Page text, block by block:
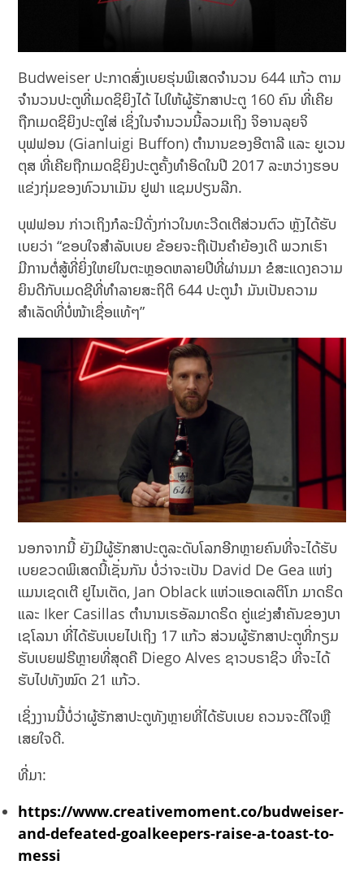
Budweiser ປະກາດສົ່ງເບຍຮຸ່ນພິເສດຈຳນວນ 644 ແກ້ວ ຕາມ
ຈຳນວນປະຕູທີ່ເມດຊິຍິງໄດ້ ໄປໃຫ້ຜູ້ຮັກສາປະຕູ 160 ຄົນ ທີ່ເຄີຍ
ຖືກເມດຊິຍິງປະຕູໃສ່ ເຊິ່ງໃນຈຳນວນນີ້ລວມເຖິງ ຈິອານລຸຍຈິ
ບຸຟຟອນ (Gianluigi Buffon) ຕຳນານຂອງອີຕາລີ ແລະ ຍູເວນ
ຕຸສ ທີ່ເຄີຍຖືກເມດຊິຍິງປະຕູຄັ້ງທຳອິດໃນປີ 2017 ລະຫວ່າງຮອບ
ແຂ່ງກຸ່ມຂອງທົວນາເມັນ ຢູຟາ ແຊມປຽນລີກ.
ບຸຟຟອນ ກ່າວເຖິງກໍລະນີດັ່ງກ່າວໃນທະວີດເຕີສ່ວນຕົວ ຫຼັງໄດ້ຮັບ
ເບຍວ່າ “ຂອບໃຈສຳລັບເບຍ ຂ້ອຍຈະຖືເປັນຄຳຍ້ອງເດີ ພວກເຮົາ
ມີການຕໍ່ສູ້ທີ່ຍິ່ງໃຫຍ່ໃນຕະຫຼອດຫລາຍປີທີ່ຜ່ານມາ ຂໍສະແດງຄວາມ
ຍິນດີກັບເມດຊີທີ່ທຳລາຍສະຖິຕິ 644 ປະຕູນຳ ມັນເປັນຄວາມ
ສຳເລັດທີ່ບໍ່ໜ້າເຊື່ອແທ້ໆ”
ນອກຈາກນີ້ ຍັງມີຜູ້ຮັກສາປະຕູລະດັບໂລກອີກຫຼາຍຄົນທີ່ຈະໄດ້ຮັບ
ເບຍຂວດພິເສດນີ້ເຊັ່ນກັນ ບໍ່ວ່າຈະເປັນ David De Gea ແຫ່ງ
ແມນເຊດເຕີ ຢູໄນເຕັດ, Jan Oblack ແຫ່ວແອດເລຕິໂກ ມາດຣິດ
ແລະ Iker Casillas ຕຳນານເຣອັລມາດຣິດ ຄູ່ແຂ່ງສຳຄັນຂອງບາ
ເຊໂລນາ ທີ່ໄດ້ຮັບເບຍໄປເຖິງ 17 ແກ້ວ ສ່ວນຜູ້ຮັກສາປະຕູທີ່ກຽມ
ຮັບເບຍຟຣີຫຼາຍທີ່ສຸດຄື Diego Alves ຊາວບຣາຊິວ ທີ່ຈະໄດ້
ຮັບໄປທັງໝົດ 21 ແກ້ວ.
ເຊິ່ງງານນີ້ບໍ່ວ່າຜູ້ຮັກສາປະຕູທັງຫຼາຍທີ່ໄດ້ຮັບເບຍ ຄວນຈະດີໃຈຫຼື
ເສຍໃຈດີ.
ທີ່ມາ:
https://www.creativemoment.co/budweiser-
and-defeated-goalkeepers-raise-a-toast-to-
messi